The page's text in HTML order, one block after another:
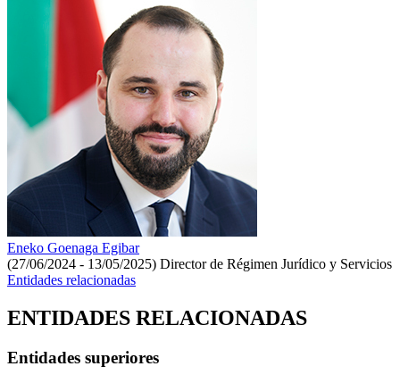
Eneko Goenaga Egibar
(27/06/2024 - 13/05/2025) Director de Régimen Jurídico y Servicios
Entidades relacionadas
ENTIDADES RELACIONADAS
Entidades superiores